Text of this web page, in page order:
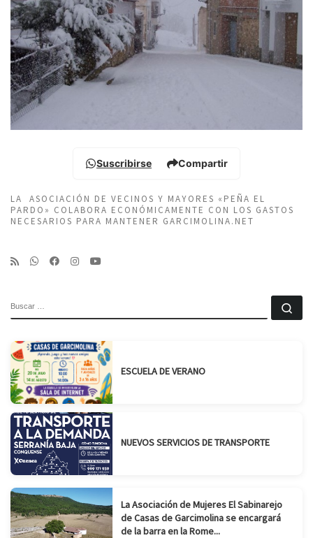
Suscribirse Compartir
LA ASOCIACIÓN DE VECINOS Y MAYORES «PEÑA EL
PARDO» COLABORA ECONÓMICAMENTE CON LOS GASTOS
NECESARIOS PARA MANTENER GARCIMOLINA.NET
ESCUELA DE VERANO
NUEVOS SERVICIOS DE TRANSPORTE
La Asociación de Mujeres El Sabinarejo
de Casas de Garcimolina se encargará
de la barra en la Rome...